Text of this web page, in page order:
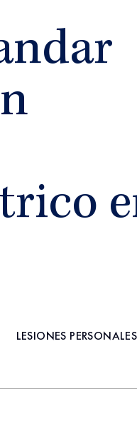
LESIONES PERSONALES